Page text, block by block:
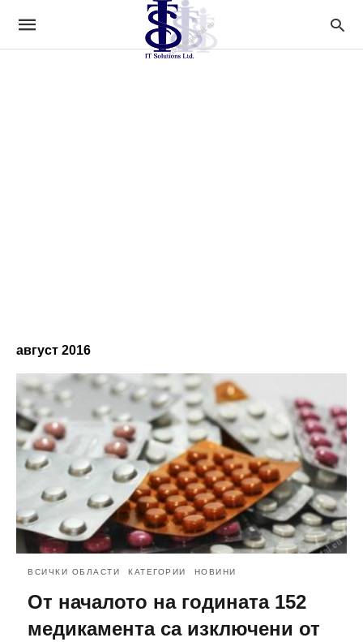
август 2016
ВСИЧКИ ОБЛАСТИ КАТЕГОРИИ НОВИНИ
От началото на годината 152
медикамента са изключени от